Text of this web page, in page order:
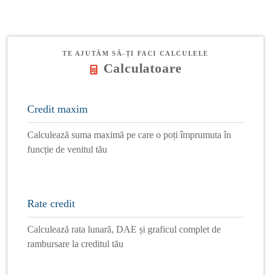
TE AJUTĂM SĂ-ȚI FACI CALCULELE
Calculatoare
Credit maxim
Calculează suma maximă pe care o poți împrumuta în
funcție de venitul tău
Rate credit
Calculează rata lunară, DAE și graficul complet de
rambursare la creditul tău